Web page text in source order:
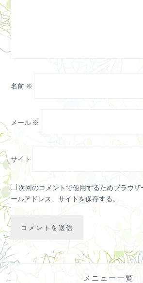
名前 ※
メール ※
サイト
次回のコメントで使用するためブラウ
ールアドレス、サイトを保存する。
メニュー一覧